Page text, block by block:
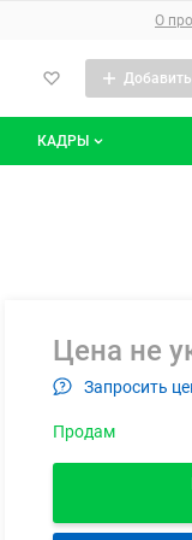
ОО
КАДРЫ
Цена не
Запросить
Продам